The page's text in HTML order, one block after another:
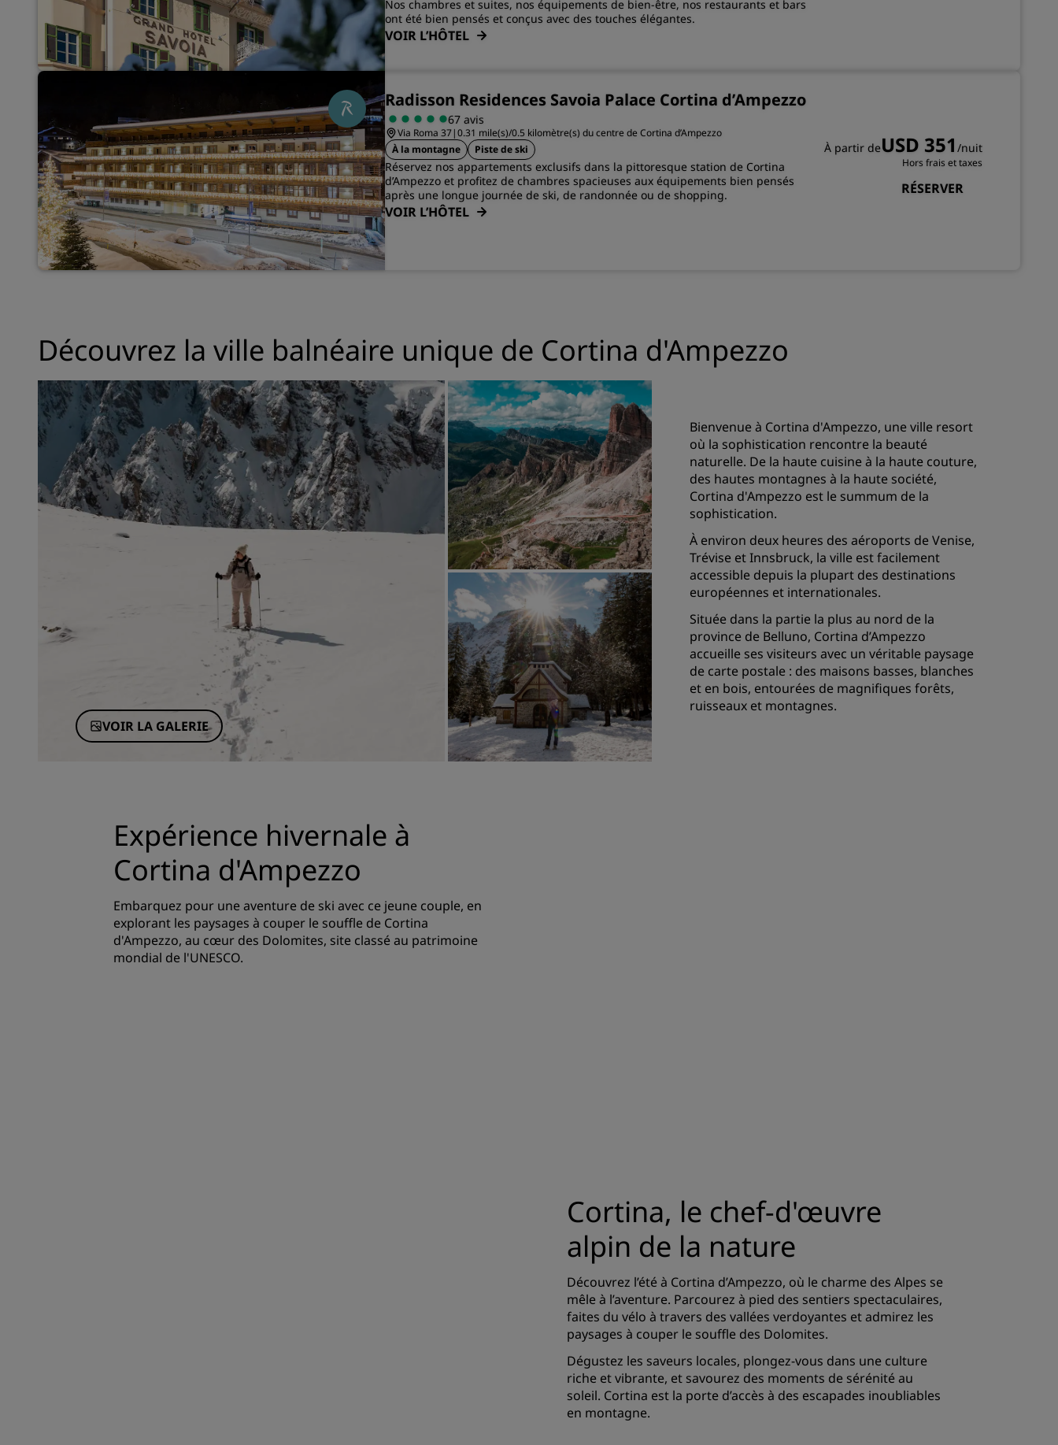
Nos chambres et suites, nos équipements de bien-être, nos restaurants et bars
ont été bien pensés et conçus avec des touches élégantes.
VOIR L’HÔTEL
Radisson Residences Savoia Palace Cortina d’Ampezzo
67 avis
Via Roma 37 |0.31 mile(s)/0.5 kilomètre(s) du centre de Cortina d’Ampezzo
À la montagne
Piste de ski
Réservez nos appartements exclusifs dans la pittoresque station de Cortina
d’Ampezzo et profitez de chambres spacieuses aux équipements bien pensés
après une longue journée de ski, de randonnée ou de shopping.
VOIR L’HÔTEL
À partir deUSD 351 /nuit
Hors frais et taxes
RÉSERVER
Découvrez la ville balnéaire unique de Cortina d'Ampezzo
VOIR LA GALERIE
Bienvenue à Cortina d'Ampezzo, une ville resort
où la sophistication rencontre la beauté
naturelle. De la haute cuisine à la haute couture,
des hautes montagnes à la haute société,
Cortina d'Ampezzo est le summum de la
sophistication.
À environ deux heures des aéroports de Venise,
Trévise et Innsbruck, la ville est facilement
accessible depuis la plupart des destinations
européennes et internationales.
Située dans la partie la plus au nord de la
province de Belluno, Cortina d’Ampezzo
accueille ses visiteurs avec un véritable paysage
de carte postale : des maisons basses, blanches
et en bois, entourées de magnifiques forêts,
ruisseaux et montagnes.
Expérience hivernale à
Cortina d'Ampezzo
Embarquez pour une aventure de ski avec ce jeune couple, en
explorant les paysages à couper le souffle de Cortina
d'Ampezzo, au cœur des Dolomites, site classé au patrimoine
mondial de l'UNESCO.
Cortina, le chef-d'œuvre
alpin de la nature
Découvrez l’été à Cortina d’Ampezzo, où le charme des Alpes se
mêle à l’aventure. Parcourez à pied des sentiers spectaculaires,
faites du vélo à travers des vallées verdoyantes et admirez les
paysages à couper le souffle des Dolomites.
Dégustez les saveurs locales, plongez-vous dans une culture
riche et vibrante, et savourez des moments de sérénité au
soleil. Cortina est la porte d’accès à des escapades inoubliables
en montagne.